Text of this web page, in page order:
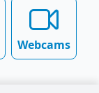
Webcams